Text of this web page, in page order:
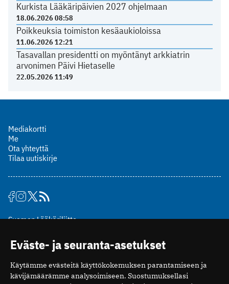
Kurkista Lääkäripäivien 2027 ohjelmaan
18.06.2026 08:58
Poikkeuksia toimiston kesäaukioloissa
11.06.2026 12:21
Tasavallan presidentti on myöntänyt arkkiatrin
arvonimen Päivi Hietaselle
22.05.2026 11:49
Mediakortti
Me
Ota yhteyttä
Tilaa uutiskirje
Suomen Lääkäriliitto
00510 Helsinki
puh. (09) 393 091
toimitus@potilaanlaakarilehti.fi
Eväste- ja seuranta-asetukset
Käytämme evästeitä käyttökokemuksen parantamiseen ja
kävijämäärämme analysoimiseen. Suostumuksellasi